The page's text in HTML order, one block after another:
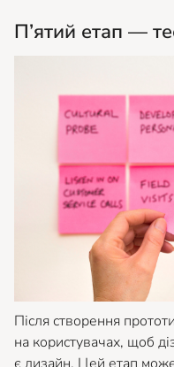
П’ятий етап —
Після створення
на користувачах, щоб